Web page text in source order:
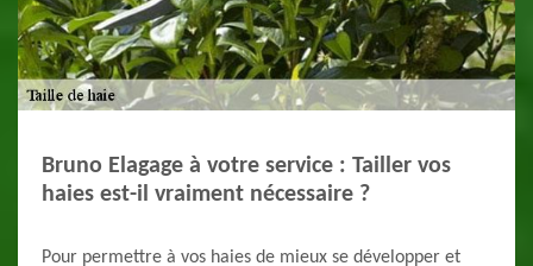
Bruno Elagage à votre service : Tailler vos
haies est-il vraiment nécessaire ?
Pour permettre à vos haies de mieux se développer et